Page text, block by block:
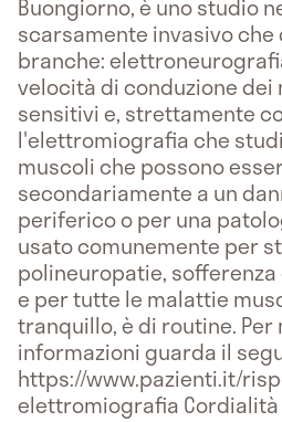
Buongiorno, è uno studio
scarsamente invasivo
branche:
velocità di conduzione dei
sensitivi e, strettamente
l'elettromiografia che
muscoli che possono
secondariamente a un
periferico o per una
usato comunemente per
polineuropatie,
e per tutte le malattie
tranquillo, è di routine.
informazioni guarda il
https://www.pazienti.it/
elettromiografia Cordialità